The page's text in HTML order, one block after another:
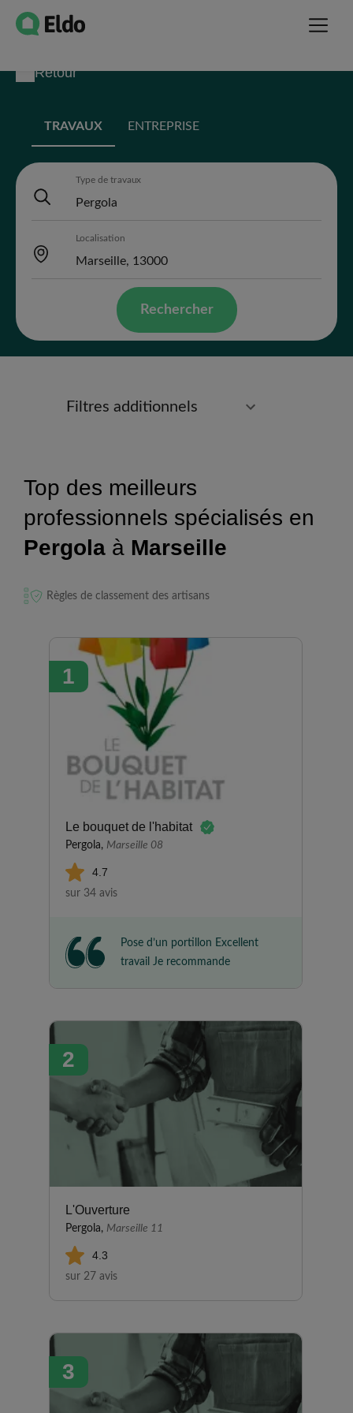
Retour
TRAVAUX ENTREPRISE
Type de travaux
Localisation
Rechercher
Filtres additionnels
Top des meilleurs
professionnels spécialisés en
Pergola à Marseille
Règles de classement des artisans
1
Le bouquet de l'habitat
Pergola, Marseille 08
4.7
sur 34 avis
Pose d’un portillon Excellent
travail Je recommande
2
L'Ouverture
Pergola, Marseille 11
4.3
sur 27 avis
3